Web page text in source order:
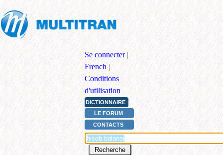
Se connecter |
French |
Conditions
d'utilisation
DICTIONNAIRE
LE FORUM
CONTACTS